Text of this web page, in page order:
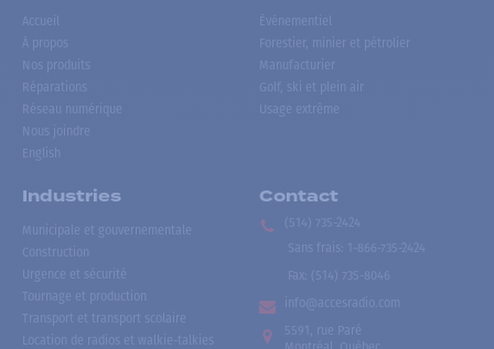
Accueil
À propos
Nos produits
Réparations
Réseau numérique
Nous joindre
English
Événementiel
Forestier, minier et pétrolier
Manufacturier
Golf, ski et plein air
Usage extrême
Industries
Municipale et gouvernementale
Construction
Urgence et sécurité
Tournage et production
Transport et transport scolaire
Location de radios et walkie-talkies
Contact
(514) 735-2424
Sans frais
1-866-735-2424
Fax:
(514) 735-8046
info@accesradio.com
5591, rue Paré